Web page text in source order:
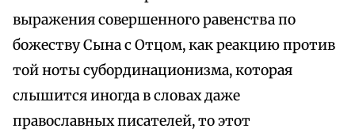
выражения совершенного равенства по
божеству Сына с Отцом, как реакцию против
той ноты субординационизма, которая
слышится иногда в словах даже
православных писателей, то этот